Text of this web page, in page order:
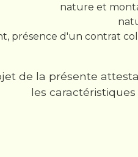
nature et
présence d'un contrat
de la présente
les caractéristiques